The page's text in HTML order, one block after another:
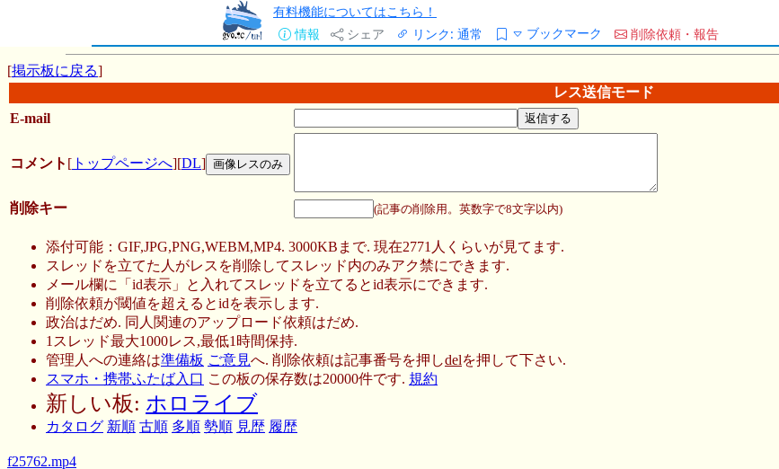
有料機能についてはこちら！
情報
シェア リンク: 通常 ブックマーク 削除依頼・報告